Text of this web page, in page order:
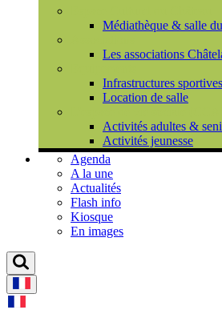
Médiathèque & salle
Les associations
Infrastructures sportives
Location de salle
Activités adultes &
Activités jeunesse
Agenda
A la une
Actualités
Flash info
Kiosque
En images